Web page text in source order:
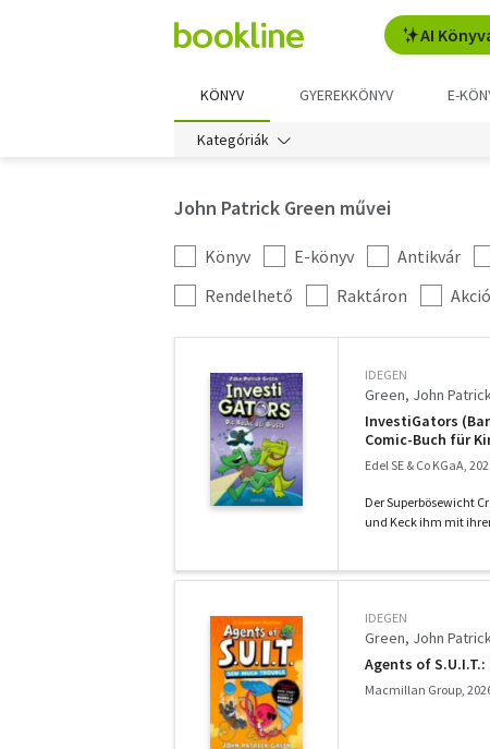
AI
KÖNYV GYEREKKÖNYV E-
Kategóriák
John Patrick Green művei
Kategória
szűrés
Könyv E-könyv Antikvár
További
szűrők
Rendelhető Raktáron
IDEGEN
Green, John
InvestiGators
Comic-Buch für
Edel SE & Co KGaA,
Der Superbösewicht
und Keck ihm mit
IDEGEN
Green, John
Agents of
Macmillan Group,